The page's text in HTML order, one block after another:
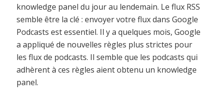
knowledge panel du jour au lendemain. Le flux RSS
semble être la clé : envoyer votre flux dans Google
Podcasts est essentiel. Il y a quelques mois, Google
a appliqué de nouvelles règles plus strictes pour
les flux de podcasts. Il semble que les podcasts qui
adhèrent à ces règles aient obtenu un knowledge
panel.